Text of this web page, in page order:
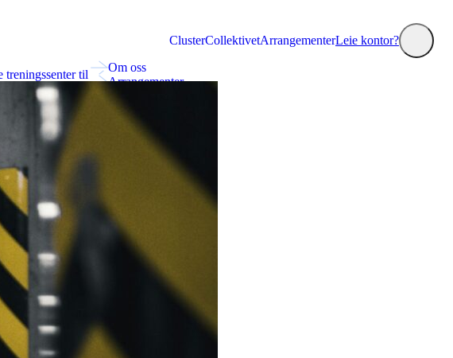
ClusterCollektivetArrangementerLeie kontor?
treningssenter til
Om oss
Arrangementer
Collektivet
Nyheter
Annonsering og markedsplass
Kontakt oss